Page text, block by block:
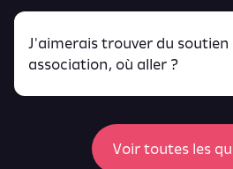
Retrouve toutes ces infos ici.
retrouver ici
J'aimerais trouver du
association, où aller ?
Voir toutes les